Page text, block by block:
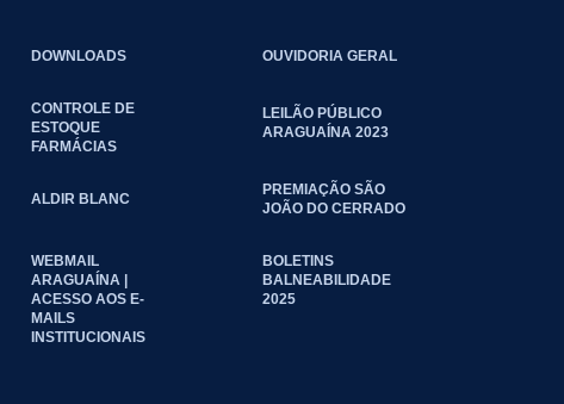
DOWNLOADS OUVIDORIA GERAL
CONTROLE DE
ESTOQUE
FARMÁCIAS
LEILÃO PÚBLICO
ARAGUAÍNA 2023
ALDIR BLANC
PREMIAÇÃO SÃO
JOÃO DO CERRADO
WEBMAIL
ARAGUAÍNA |
ACESSO AOS E-
MAILS
INSTITUCIONAIS
BOLETINS
BALNEABILIDADE
2025